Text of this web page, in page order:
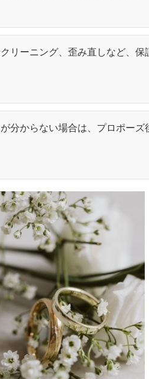
リーニング、歪み直しなど、保
分からない場合は、プロポー